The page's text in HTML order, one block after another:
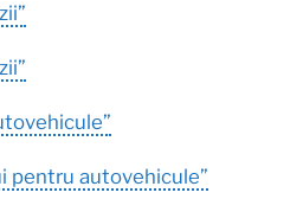
pentru autovehicule”